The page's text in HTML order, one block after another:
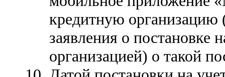
кредитную организацию
заявления о постановке
организацией) о такой